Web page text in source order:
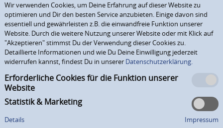
Wir verwenden Cookies, um Deine Erfahrung auf dieser Website zu
optimieren und Dir den besten Service anzubieten. Einige davon sind
essentiell und gewährleisten z.B. die einwandfreie Funktion unserer
Website. Durch die weitere Nutzung unserer Website oder mit Klick auf
"Akzeptieren" stimmst Du der Verwendung dieser Cookies zu.
Detaillierte Informationen und wie Du Deine Einwilligung jederzeit
widerrufen kannst, findest Du in unserer Datenschutzerklärung.
Erforderliche Cookies für die Funktion unserer
Website
Statistik & Marketing
Details Impressum